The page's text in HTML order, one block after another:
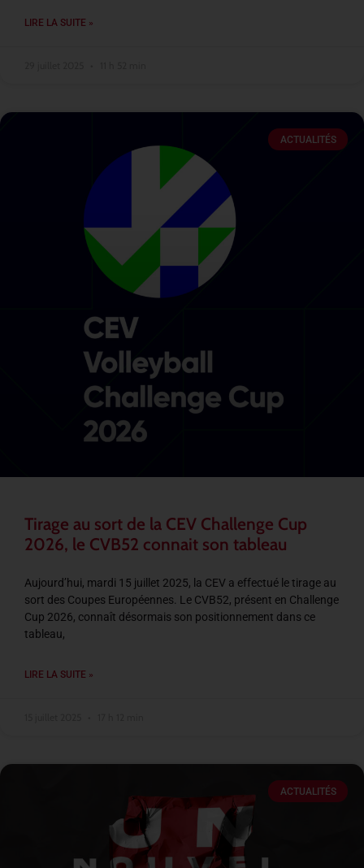
LIRE LA SUITE »
ACTUALITÉS
Tirage au sort de la CEV Challenge Cup
2026, le CVB52 connait son tableau
Aujourd’hui, mardi 15 juillet 2025, la CEV a effectué le tirage au
sort des Coupes Européennes. Le CVB52, présent en Challenge
Cup 2026, connaît désormais son positionnement dans ce
tableau,
LIRE LA SUITE »
ACTUALITÉS